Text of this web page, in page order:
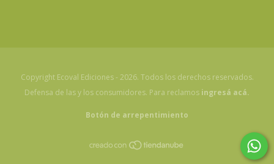
Copyright Ecoval Ediciones - 2026. Todos los derechos reservados.
Defensa de las y los consumidores. Para reclamos ingresá acá.
Botón de arrepentimiento